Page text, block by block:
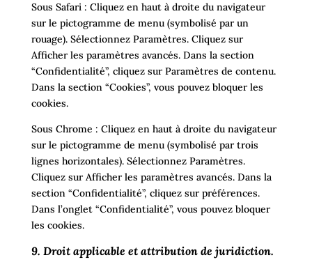
Sous Safari : Cliquez en haut à droite du navigateur
sur le pictogramme de menu (symbolisé par un
rouage). Sélectionnez Paramètres. Cliquez sur
Afficher les paramètres avancés. Dans la section
“Confidentialité”, cliquez sur Paramètres de contenu.
Dans la section “Cookies”, vous pouvez bloquer les
cookies.
Sous Chrome : Cliquez en haut à droite du navigateur
sur le pictogramme de menu (symbolisé par trois
lignes horizontales). Sélectionnez Paramètres.
Cliquez sur Afficher les paramètres avancés. Dans la
section “Confidentialité”, cliquez sur préférences.
Dans l’onglet “Confidentialité”, vous pouvez bloquer
les cookies.
9. Droit applicable et attribution de juridiction.